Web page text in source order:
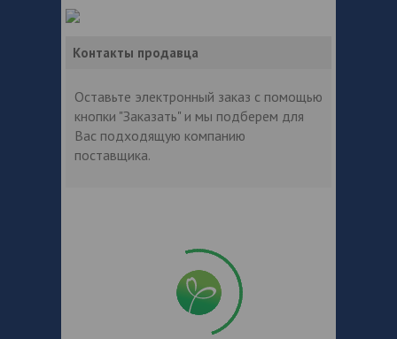
Контакты продавца
Оставьте электронный заказ с помощью
кнопки "Заказать" и мы подберем для
Вас подходящую компанию
поставщика.